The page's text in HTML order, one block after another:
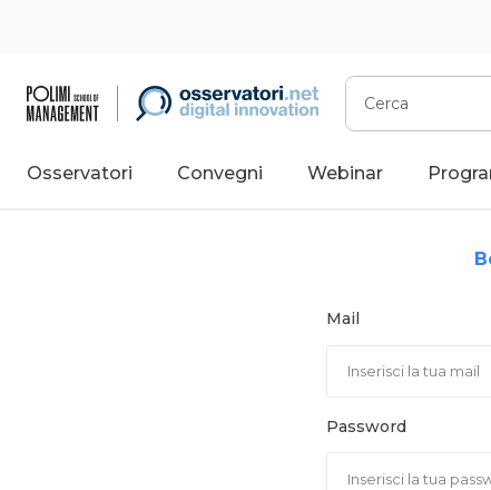
Cerca
Osservatori Convegni Webinar
Mail
Password